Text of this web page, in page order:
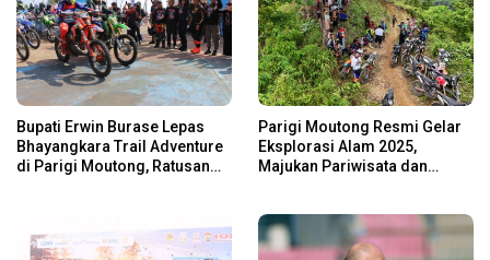
Bupati Erwin Burase Lepas
Bhayangkara Trail Adventure
di Parigi Moutong, Ratusan
Parigi Moutong Resmi Gelar
Eksplorasi Alam 2025,
Majukan Pariwisata dan